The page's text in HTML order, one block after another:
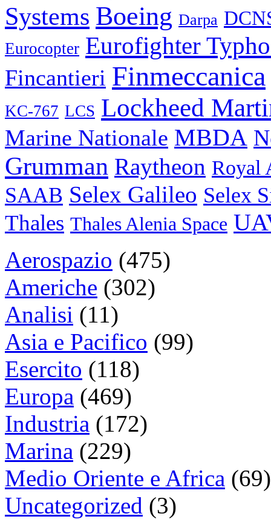
Systems Boeing Darpa
Eurocopter Eurofighter
Fincantieri Finmeccanica
KC-767 LCS Lockheed
Marine Nationale MBDA
Grumman Raytheon Royal
SAAB Selex Galileo Selex
Thales Thales Alenia Space
Aerospazio (475)
Americhe (302)
Analisi (11)
Asia e Pacifico (99)
Esercito (118)
Europa (469)
Industria (172)
Marina (229)
Medio Oriente e Africa (69)
Uncategorized (3)